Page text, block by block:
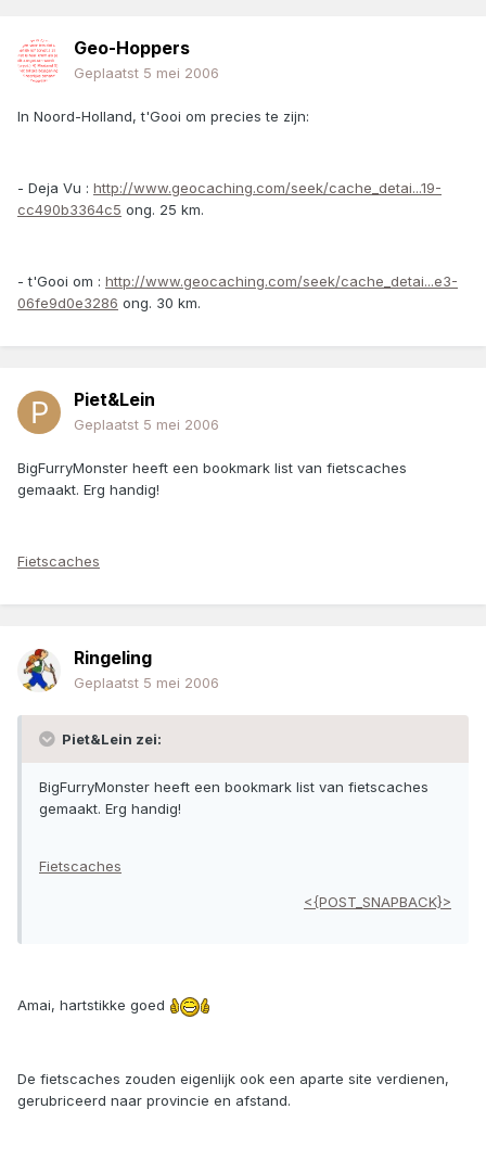
Geo-Hoppers
Geplaatst 5 mei 2006
In Noord-Holland, t'Gooi om precies te zijn:
- Deja Vu : http://www.geocaching.com/seek/cache_detai...19-
cc490b3364c5 ong. 25 km.
- t'Gooi om : http://www.geocaching.com/seek/cache_detai...e3-
06fe9d0e3286 ong. 30 km.
Piet&Lein
Geplaatst 5 mei 2006
BigFurryMonster heeft een bookmark list van fietscaches
gemaakt. Erg handig!
Fietscaches
Ringeling
Geplaatst 5 mei 2006
Piet&Lein zei:
BigFurryMonster heeft een bookmark list van fietscaches
gemaakt. Erg handig!
Fietscaches
<{POST_SNAPBACK}>
Amai, hartstikke goed
De fietscaches zouden eigenlijk ook een aparte site verdienen,
gerubriceerd naar provincie en afstand.